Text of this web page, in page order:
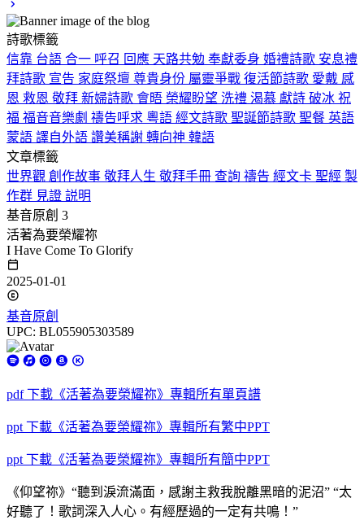
詩歌標籤
信靠 台語 合一 呼召 回應 天路共勉 奉獻委身 婚禮詩歌 安息禮
拜詩歌 宣告 家庭祭壇 尊貴身份 屬靈爭戰 復活節詩歌 愛戴 感
恩 救恩 敬拜 新婦詩歌 會晤 榮耀盼望 洗禮 渴慕 獻詩 破冰 祝
福 福音音樂劇 禱告呼求 粵語 經文詩歌 聖誕節詩歌 聖餐 英語
蒙語 譯自外語 讚美稱謝 轉向神 韓語
文章標籤
世界觀 創作故事 敬拜人生 敬拜手冊 查詢 禱告 經文卡 聖經 製
作群 見證 説明
基音原創 3
活著為要榮耀祢
I Have Come To Glorify
2025-01-01
基音原創
UPC: BL055905303589
pdf下載《活著為要榮耀祢》專輯所有單頁譜
ppt 下載《活著為要榮耀祢》專輯所有繁中PPT
ppt 下載《活著為要榮耀祢》專輯所有簡中PPT
《仰望祢》“聽到淚流滿面，感謝主救我脫離黑暗的泥沼” “太
好聽了！歌詞深入人心。有經歷過的一定有共鳴！”